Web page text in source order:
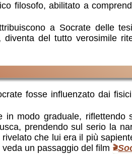
filosofo, abilitato a
a Socrate delle
del tutto verosimile
fosse influenzato dai
in modo graduale,
prendendo sul serio la
che lui era il più
un passaggio del film